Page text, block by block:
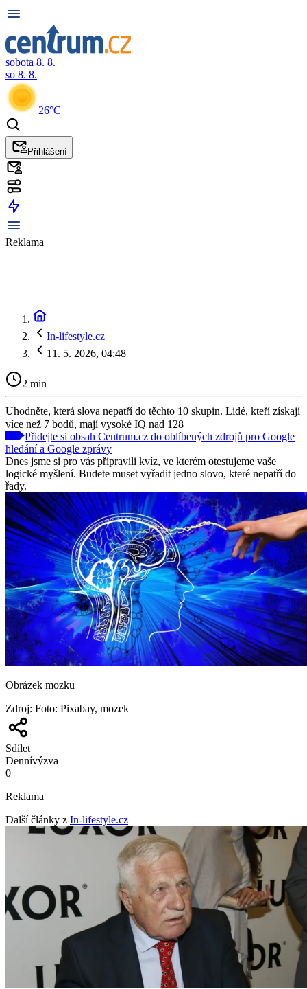
sobota 8. 8.
so 8. 8.
26°C
Přihlášení
Reklama
In-lifestyle.cz
11. 5. 2026, 04:48
2 min
Uhodněte, která slova nepatří do těchto 10 skupin. Lidé, kteří získají
více než 7 bodů, mají vysoké IQ nad 128
Přidejte si obsah Centrum.cz do oblíbených zdrojů pro Google
hledání a Google zprávy
Dnes jsme si pro vás připravili kvíz, ve kterém otestujeme vaše
logické myšlení. Budete muset vyřadit jedno slovo, které nepatří do
řady.
Obrázek mozku
Zdroj: Foto: Pixabay, mozek
Sdílet
Dennívýzva
0
Reklama
Další články z In-lifestyle.cz